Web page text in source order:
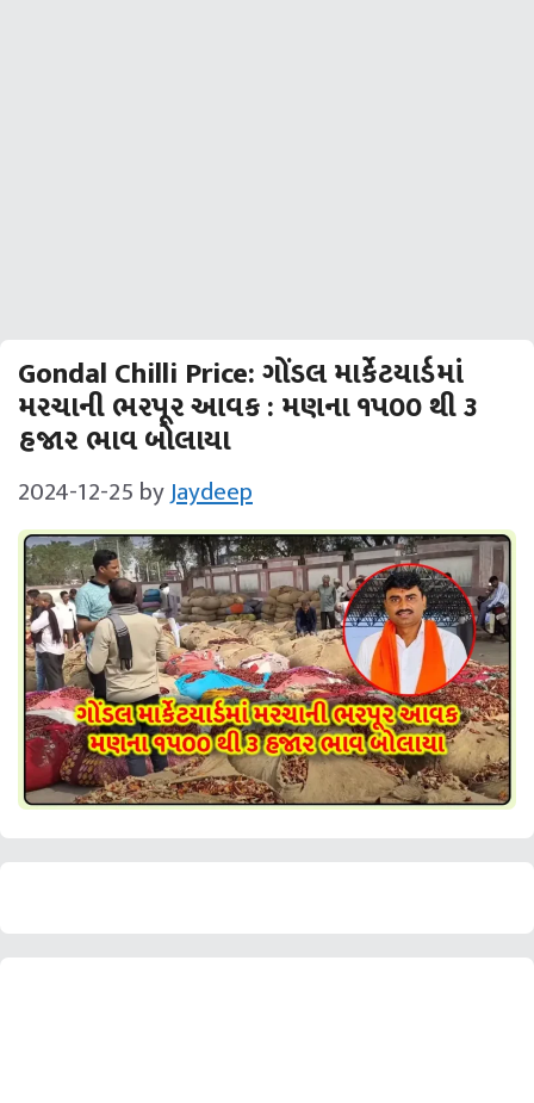
Gondal Chilli Price: ગોંડલ માર્કેટયાર્ડમાં
મરચાની ભરપૂર આવક : મણના ૧પ૦૦ થી ૩
હજાર ભાવ બોલાયા
2024-12-25 byJaydeep